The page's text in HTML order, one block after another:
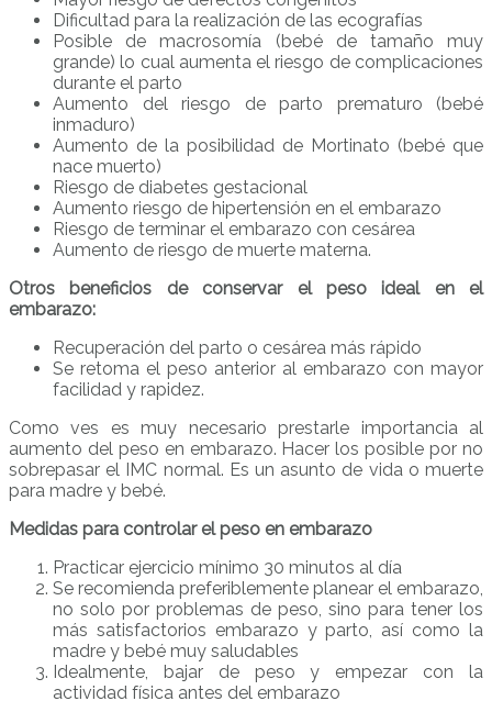
Dificultad para la realización de las ecografías
Posible de macrosomía (bebé de tamaño muy
grande) lo cual aumenta el riesgo de complicaciones
durante el parto
Aumento del riesgo de parto prematuro (bebé
inmaduro)
Aumento de la posibilidad de Mortinato (bebé que
nace muerto)
Riesgo de diabetes gestacional
Aumento riesgo de hipertensión en el embarazo
Riesgo de terminar el embarazo con cesárea
Aumento de riesgo de muerte materna.
Otros beneficios de conservar el peso ideal en el
embarazo:
Recuperación del parto o cesárea más rápido
Se retoma el peso anterior al embarazo con mayor
facilidad y rapidez.
Como ves es muy necesario prestarle importancia al
aumento del peso en embarazo. Hacer los posible por no
sobrepasar el IMC normal. Es un asunto de vida o muerte
para madre y bebé.
Medidas para controlar el peso en embarazo
Practicar ejercicio mínimo 30 minutos al día
Se recomienda preferiblemente planear el embarazo,
no solo por problemas de peso, sino para tener los
más satisfactorios embarazo y parto, así como la
madre y bebé muy saludables
Idealmente, bajar de peso y empezar con la
actividad física antes del embarazo